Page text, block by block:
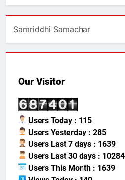
Samriddhi Samachar
Our Visitor
Users Today : 115
Users Yesterday : 285
Users Last 7 days : 1639
Users Last 30 days : 10284
Users This Month : 1639